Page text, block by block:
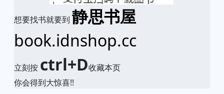
想要找书就要到 静思书屋
book.idnshop.cc
立刻按 ctrl+D收藏本页
你会得到大惊喜!!